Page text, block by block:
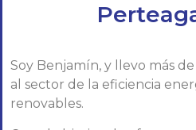
Soy Benjamín, y llevo más
al sector de la eficiencia
renovables.